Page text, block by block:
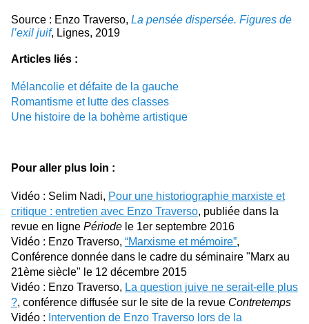
Source : Enzo Traverso, La pensée dispersée. Figures de
l’exil juif, Lignes, 2019
Articles liés :
Mélancolie et défaite de la gauche
Romantisme et lutte des classes
Une histoire de la bohème artistique
Pour aller plus loin :
Vidéo : Selim Nadi, Pour une historiographie marxiste et
critique : entretien avec Enzo Traverso, publiée dans la
revue en ligne Période le 1er septembre 2016
Vidéo : Enzo Traverso, “Marxisme et mémoire”,
Conférence donnée dans le cadre du séminaire "Marx au
21ème siècle" le 12 décembre 2015
Vidéo : Enzo Traverso, La question juive ne serait-elle plus
?, conférence diffusée sur le site de la revue Contretemps
Vidéo : Intervention de Enzo Traverso lors de la